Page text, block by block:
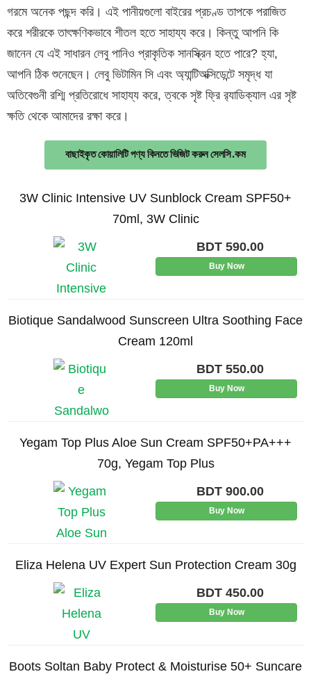
গরমে অনেক পছন্দ করি। এই পানীয়গুলো বাইরের প্রচণ্ড তাপকে পরাজিত
করে শরীরকে তাৎক্ষণিকভাবে শীতল হতে সাহায্য করে। কিন্তু আপনি কি
জানেন যে এই সাধারন লেবু পানিও প্রাকৃতিক সানস্ক্রিন হতে পারে? হ্যা,
আপনি ঠিক শুনেছেন। লেবু ভিটামিন সি এবং অ্যান্টিঅক্সিডেন্টে সমৃদ্ধ যা
অতিবেগুনী রশ্মি প্রতিরোধে সাহায্য করে, ত্বকে সৃষ্ট ফ্রি র‌্যাডিক্যাল এর সৃষ্ট
ক্ষতি থেকে আমাদের রক্ষা করে।
বাছাইকৃত কোয়ালিটি পণ্য কিনতে ভিজিট করুন সেলসি.কম
3W Clinic Intensive UV Sunblock Cream SPF50+
70ml, 3W Clinic
BDT590.00
Buy Now
Biotique Sandalwood Sunscreen Ultra Soothing Face
Cream 120ml
BDT550.00
Buy Now
Yegam Top Plus Aloe Sun Cream SPF50+PA+++
70g, Yegam Top Plus
BDT900.00
Buy Now
Eliza Helena UV Expert Sun Protection Cream 30g
BDT450.00
Buy Now
Boots Soltan Baby Protect & Moisturise 50+ Suncare